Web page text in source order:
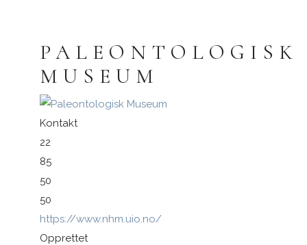
PALEONTOLOGISK
MUSEUM
Kontakt
22
85
50
50
https://www.nhm.uio.no/
Opprettet
Logg inn med passnøkkel
Logg inn